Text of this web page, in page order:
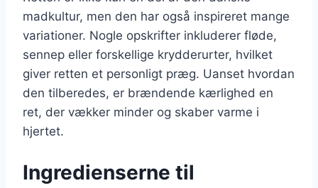
madkultur, men den har også inspireret mange
variationer. Nogle opskrifter inkluderer fløde,
sennep eller forskellige krydderurter, hvilket
giver retten et personligt præg. Uanset hvordan
den tilberedes, er brændende kærlighed en
ret, der vækker minder og skaber varme i
hjertet.
Ingredienserne til